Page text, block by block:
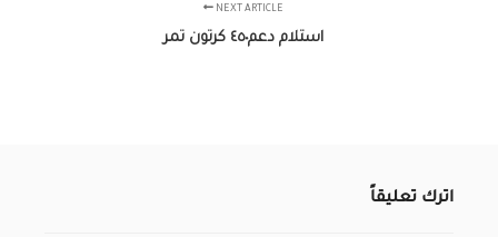
NEXT ARTICLE
استلام دعم٤٥٠ كرتون تمر
اترك تعليقاً